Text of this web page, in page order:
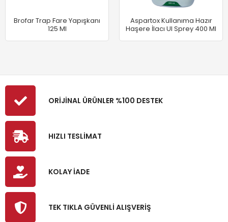
Brofar Trap Fare Yapışkanı
125 Ml
Aspartox Kullanıma Hazır
Haşere İlacı Ul Sprey 400 Ml
ORİJİNAL ÜRÜNLER %100 DESTEK
HIZLI TESLİMAT
KOLAY İADE
TEK TIKLA GÜVENLİ ALIŞVERİŞ